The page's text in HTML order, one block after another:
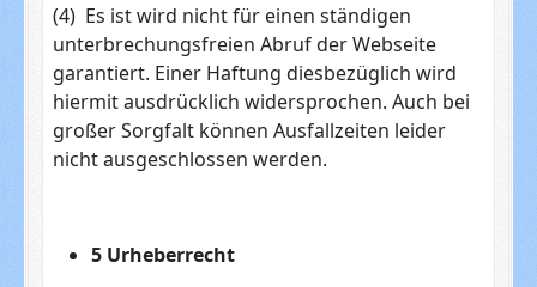
(4) Es ist wird nicht für einen ständigen
unterbrechungsfreien Abruf der Webseite
garantiert. Einer Haftung diesbezüglich wird
hiermit ausdrücklich widersprochen. Auch bei
großer Sorgfalt können Ausfallzeiten leider
nicht ausgeschlossen werden.
5 Urheberrecht